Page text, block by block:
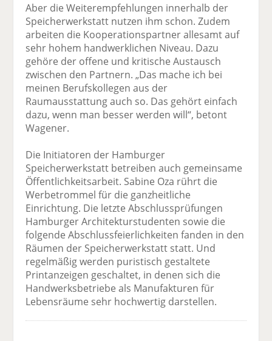
Aber die Weiterempfehlungen innerhalb der
Speicherwerkstatt nutzen ihm schon. Zudem
arbeiten die Kooperationspartner allesamt auf
sehr hohem handwerklichen Niveau. Dazu
gehöre der offene und kritische Austausch
zwischen den Partnern. „Das mache ich bei
meinen Berufskollegen aus der
Raumausstattung auch so. Das gehört einfach
dazu, wenn man besser werden will“, betont
Wagener.
Die Initiatoren der Hamburger
Speicherwerkstatt betreiben auch gemeinsame
Öffentlichkeitsarbeit. Sabine Oza rührt die
Werbetrommel für die ganzheitliche
Einrichtung. Die letzte Abschlussprüfungen
Hamburger Architekturstudenten sowie die
folgende Abschlussfeierlichkeiten fanden in den
Räumen der Speicherwerkstatt statt. Und
regelmäßig werden puristisch gestaltete
Printanzeigen geschaltet, in denen sich die
Handwerksbetriebe als Manufakturen für
Lebensräume sehr hochwertig darstellen.